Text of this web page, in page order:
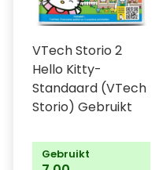
VTech Storio 2
Hello Kitty-
Standaard (VTech
Storio) Gebruikt
Gebruikt